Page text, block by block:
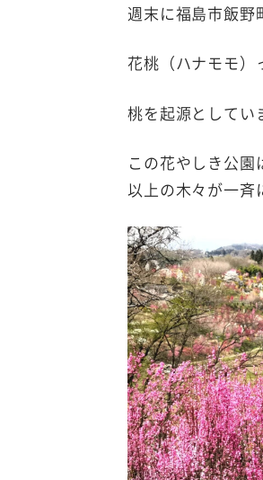
週末に福島市飯野
花桃（ハナモモ）
桃を起源としてい
この花やしき公
以上の木々が一斉